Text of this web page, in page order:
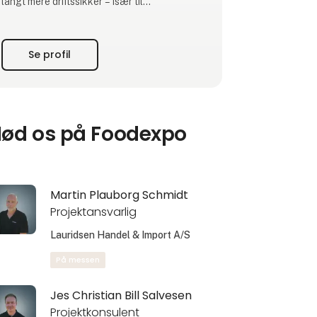
enkeltkomponenter, komplette
systemløsninger eller tilpasses jeres
Se profil
os på Foodexpo
Martin Plauborg Schmidt
Projektansvarlig
Lauridsen Handel & Import A/S
På messen
Jes Christian Bill Salvesen
Projektkonsulent